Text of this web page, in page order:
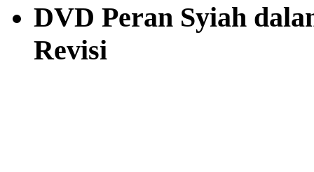
DVD Peran Syiah
Revisi